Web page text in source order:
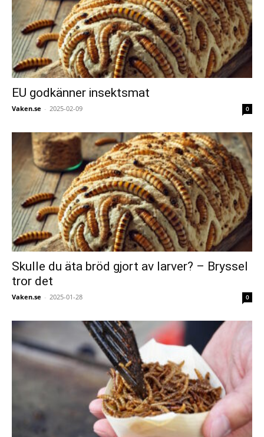
EU godkänner insektsmat
Vaken.se - 2025-02-09 0
Skulle du äta bröd gjort av larver? – Bryssel
tror det
Vaken.se - 2025-01-28 0